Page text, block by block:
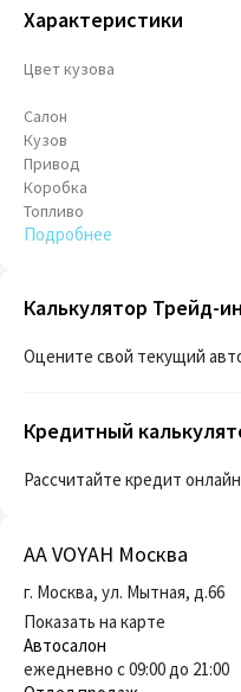
Характеристики
Цвет кузова
Салон
Кузов
Привод
Коробка
Топливо
Подробнее
Калькулятор Трейд-ин
Оцените свой текущий
Кредитный
Рассчитайте кредит онлайн
AA VOYAH Москва
г. Москва, ул. Мытная, д.66
Показать на карте
Автосалон
ежедневно с 09:00 до 21:00